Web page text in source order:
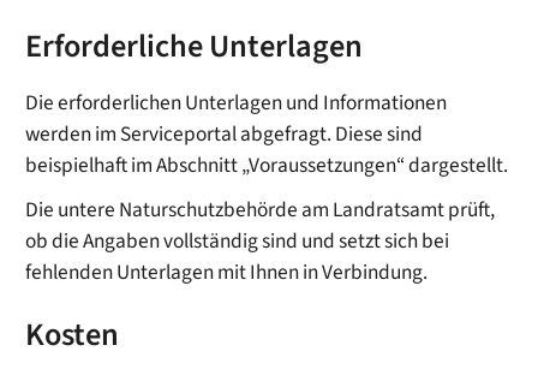
Erforderliche Unterlagen
Die erforderlichen Unterlagen und Informationen
werden im Serviceportal abgefragt. Diese sind
beispielhaft im Abschnitt „Voraussetzungen“ dargestellt.
Die untere Naturschutzbehörde am Landratsamt prüft,
ob die Angaben vollständig sind und setzt sich bei
fehlenden Unterlagen mit Ihnen in Verbindung.
Kosten